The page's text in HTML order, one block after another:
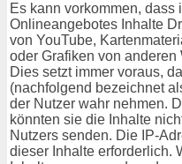
Es kann vorkommen, dass
Onlineangebotes Inhalte
von YouTube,
oder Grafiken von
Dies setzt immer voraus,
(nachfolgend bezeichnet
der Nutzer wahr nehmen.
könnten sie die Inhalte
Nutzers senden. Die IP-
dieser Inhalte erforderlich.